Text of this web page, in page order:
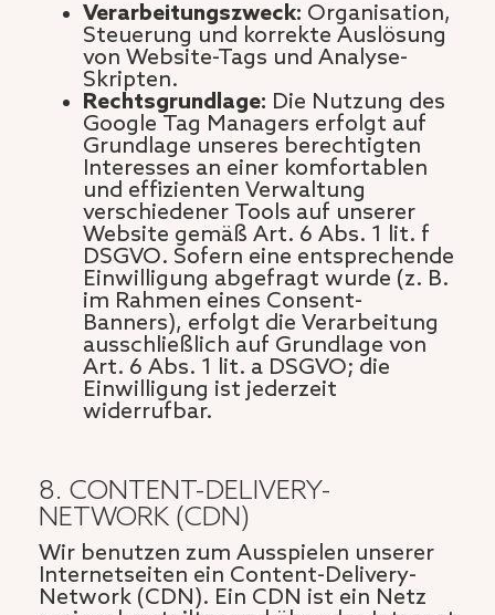
Verarbeitungszweck: Organisation,
Steuerung und korrekte Auslösung
von Website-Tags und Analyse-
Skripten.
Rechtsgrundlage: Die Nutzung des
Google Tag Managers erfolgt auf
Grundlage unseres berechtigten
Interesses an einer komfortablen
und effizienten Verwaltung
verschiedener Tools auf unserer
Website gemäß Art. 6 Abs. 1 lit. f
DSGVO. Sofern eine entsprechende
Einwilligung abgefragt wurde (z. B.
im Rahmen eines Consent-
Banners), erfolgt die Verarbeitung
ausschließlich auf Grundlage von
Art. 6 Abs. 1 lit. a DSGVO; die
Einwilligung ist jederzeit
widerrufbar.
8. CONTENT-DELIVERY-
NETWORK (CDN)
Wir benutzen zum Ausspielen unserer
Internetseiten ein Content-Delivery-
Network (CDN). Ein CDN ist ein Netz